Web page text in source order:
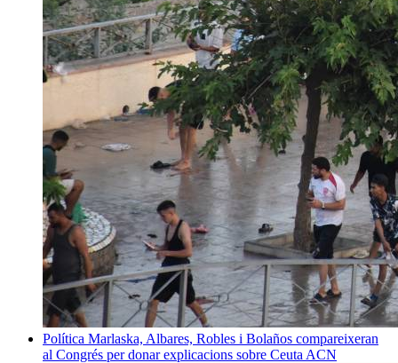
Política Marlaska, Albares, Robles i Bolaños compareixeran
al Congrés per donar explicacions sobre Ceuta ACN